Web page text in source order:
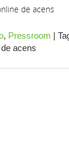
de acens
, Pressroom |
acens